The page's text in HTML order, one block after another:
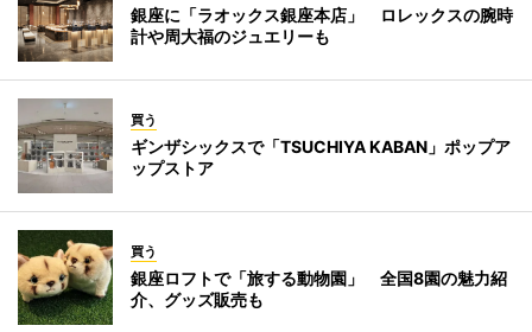
銀座に「ラオックス銀座本店」 ロレックスの腕時
計や周大福のジュエリーも
買う
ギンザシックスで「TSUCHIYA KABAN」ポップア
ップストア
買う
銀座ロフトで「旅する動物園」 全国8園の魅力紹
介、グッズ販売も